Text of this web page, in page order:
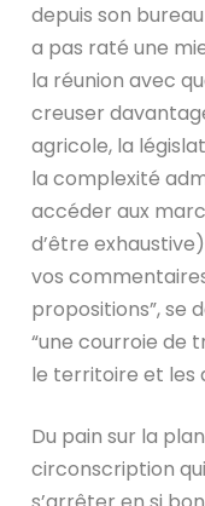
depuis son
a pas raté une
la réunion avec
creuser
agricole, la
la complexité
accéder aux
d’être
vos
propositions”, se
“une courroie de
le territoire et les
Du pain sur la
circonscription